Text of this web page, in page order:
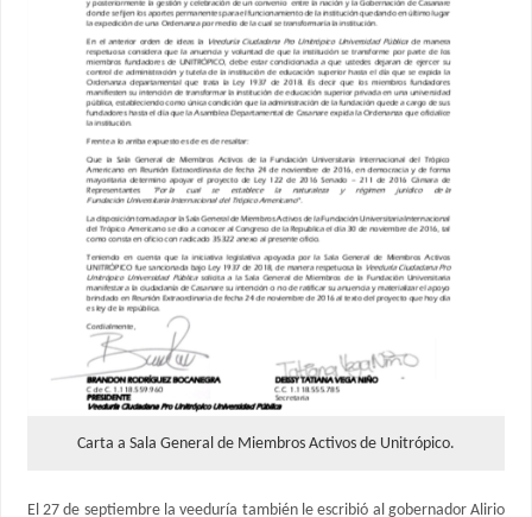
Carta a Sala General de Miembros Activos de Unitrópico.
El 27 de septiembre la veeduría también le escribió al gobernador Alirio